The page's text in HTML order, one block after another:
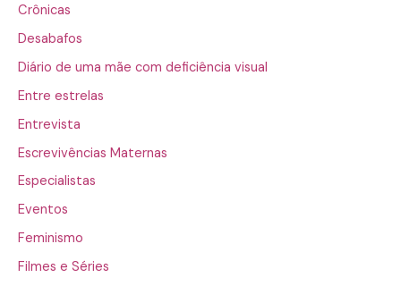
Crônicas
Desabafos
Diário de uma mãe com deficiência visual
Entre estrelas
Entrevista
Escrevivências Maternas
Especialistas
Eventos
Feminismo
Filmes e Séries